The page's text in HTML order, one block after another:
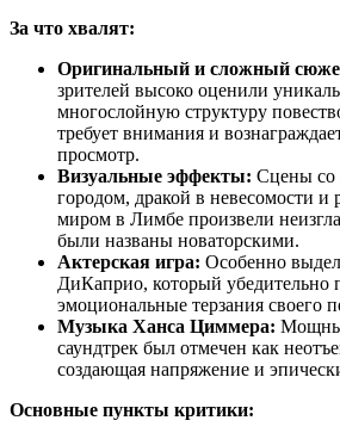
За что хвалят:
Оригинальный и сложный
зрителей высоко оценили
многослойную структуру
требует внимания и
просмотр.
Визуальные эффекты: Сцены со
городом, дракой в невесомости
миром в Лимбе произвели
были названы новаторскими.
Актерская игра: Особенно
ДиКаприо, который убедительно
эмоциональные терзания своего
Музыка Ханса Циммера:
саундтрек был отмечен как
создающая напряжение и
Основные пункты критики: